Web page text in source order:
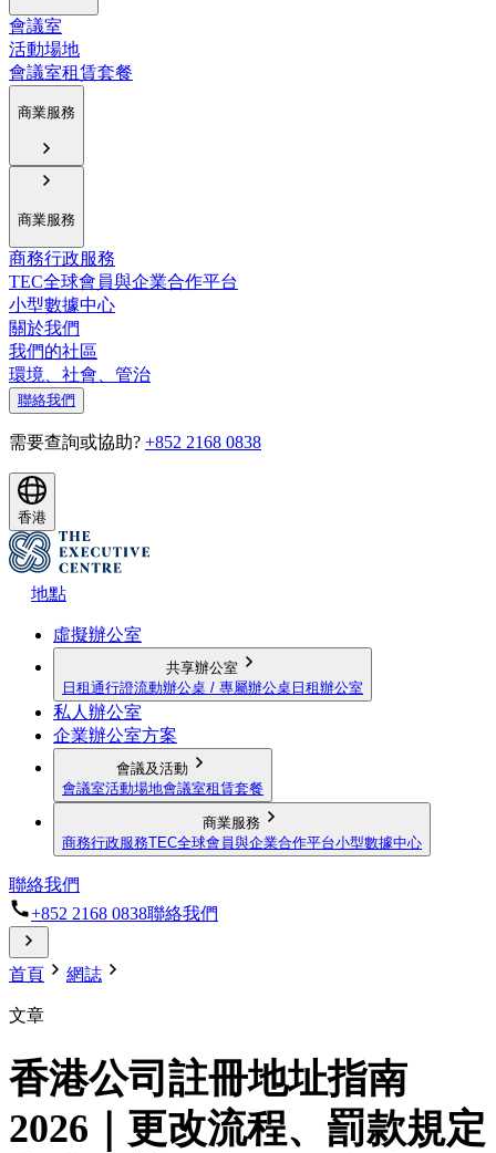
會議室
活動場地
會議室租賃套餐
商業服務
商業服務
商務行政服務
TEC全球會員與企業合作平台
小型數據中心
關於我們
我們的社區
環境、社會、管治
聯絡我們
需要查詢或協助? +852 2168 0838
香港
地點
虛擬辦公室
共享辦公室
日租通行證流動辦公桌 / 專屬辦公桌 日租辦公室
私人辦公室
企業辦公室方案
會議及活動
會議室活動場地會議室租賃套餐
商業服務
商務行政服務TEC全球會員與企業合作平台小型數據中心
聯絡我們
+852 2168 0838聯絡我們
首頁 網誌
文章
香港公司註冊地址指南
2026｜更改流程、罰款規定